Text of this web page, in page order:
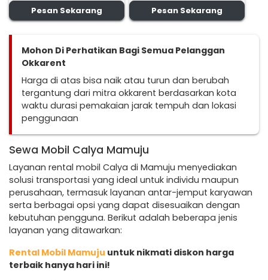
Pesan Sekarang Pesan Sekarang
Mohon Di Perhatikan Bagi Semua Pelanggan
Okkarent
Harga di atas bisa naik atau turun dan berubah
tergantung dari mitra okkarent berdasarkan kota
waktu durasi pemakaian jarak tempuh dan lokasi
penggunaan
Sewa Mobil Calya Mamuju
Layanan rental mobil Calya di Mamuju menyediakan
solusi transportasi yang ideal untuk individu maupun
perusahaan, termasuk layanan antar-jemput karyawan
serta berbagai opsi yang dapat disesuaikan dengan
kebutuhan pengguna. Berikut adalah beberapa jenis
layanan yang ditawarkan:
Rental Mobil Mamuju untuk nikmati diskon harga
terbaik hanya hari ini!